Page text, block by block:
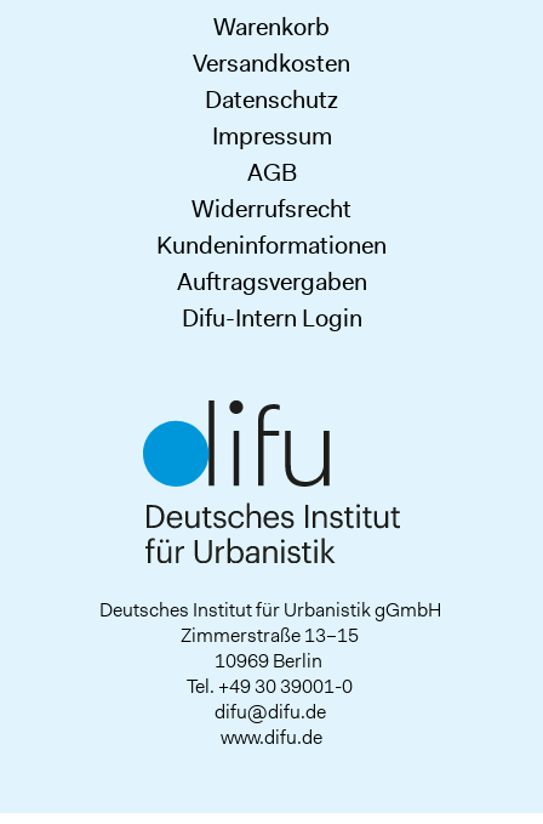
Warenkorb
Versandkosten
Datenschutz
Impressum
AGB
Widerrufsrecht
Kundeninformationen
Auftragsvergaben
Difu-Intern Login
Deutsches Institut für Urbanistik gGmbH
Zimmerstraße 13–15
10969 Berlin
Tel.+49 30 39001-0
difu@difu.de
www.difu.de